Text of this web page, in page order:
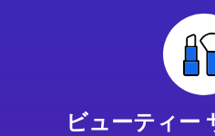
ビューティー